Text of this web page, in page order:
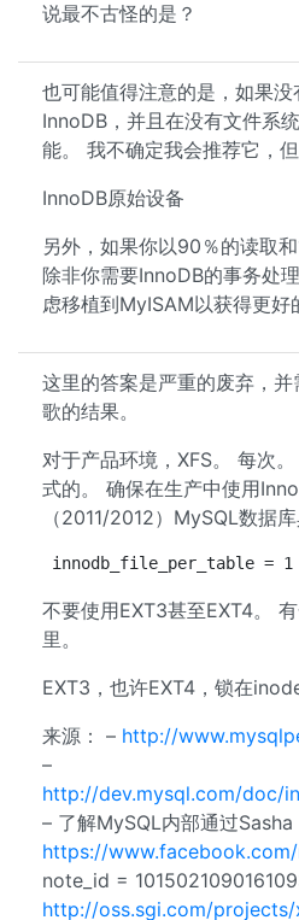
说最不古怪的是？
也可能值得注意的是，如果
InnoDB，并且在没有文件系
能。 我不确定我会推荐它，
InnoDB原始设备
另外，如果你以90％的读取
除非你需要InnoDB的事务处
虑移植到MyISAM以获得更好
这里的答案是严重的废弃，
歌的结果。
对于产品环境，XFS。 每次
式的。 确保在生产中使用
（2011/2012）MySQL数据
innodb_file_per_table = 1
不要使用EXT3甚至EXT4。
里。
EXT3，也许EXT4，锁在
来源： – http://
–
http://dev.mysql.com/doc/
– 了解MySQL内部通过
https://www.facebook.com/
note_id =
http://oss.sgi.com/